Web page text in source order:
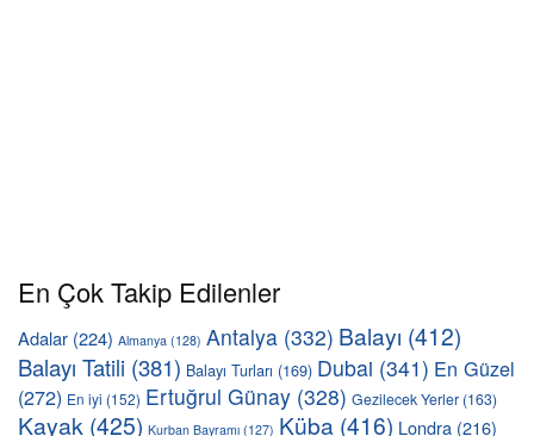
En Çok Takip Edilenler
Adalar (224) Almanya (128) Antalya (332) Balayı (412)
Balayı Tatili (381) Balayı Turları (169) Dubai (341) En Güzel
(272) En iyi (152) Ertuğrul Günay (328) Gezilecek Yerler (163)
Kayak (425) Kurban Bayramı (127) Küba (416) Londra (216)